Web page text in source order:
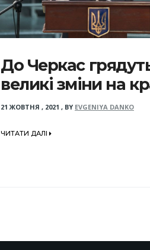
До Черкас
великі зміни на
21 ЖОВТНЯ , 2021 , BY EVGENIYA DANKO
ЧИТАТИ ДАЛІ